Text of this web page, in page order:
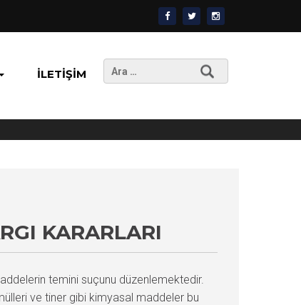
İLETIŞIM
Arama:
KARARLARI
temini suçunu düzenlemektedir.
ve tiner gibi kimyasal maddeler bu